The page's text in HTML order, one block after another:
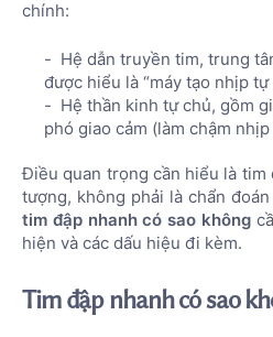
chính:
Hệ dẫn truyền tim, trung
được hiểu là “máy tạo nhịp tự
Hệ thần kinh tự chủ, gồm
phó giao cảm (làm chậm
Điều quan trọng cần hiểu là tim
tượng, không phải là chẩn
tim đập nhanh có sao không
hiện và các dấu hiệu đi kèm.
Tim đập nhanh có sao